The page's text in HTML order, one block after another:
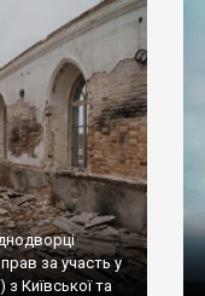
за участь у
Київської та